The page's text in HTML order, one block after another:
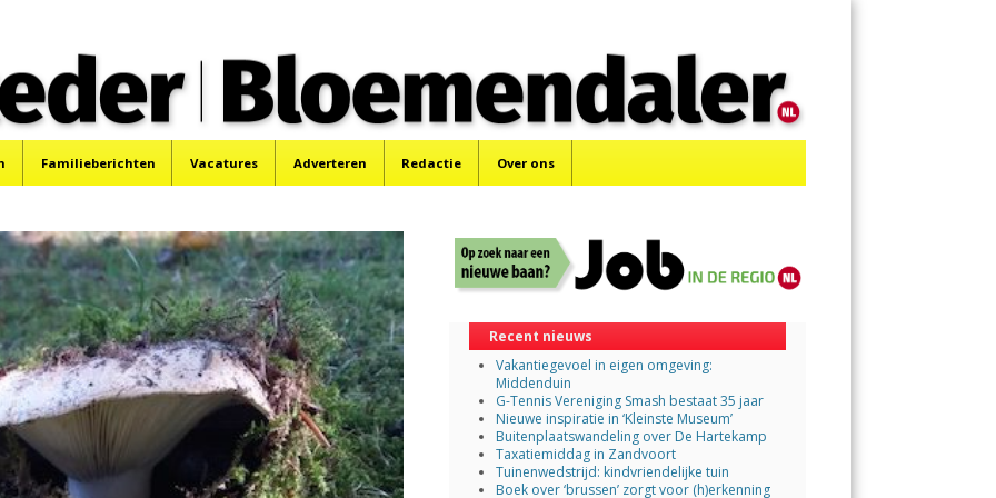
Familieberichten Vacatures Adverteren Redactie Over ons
Recent nieuws
Vakantiegevoel in eigen omgeving:
Middenduin
G-Tennis Vereniging Smash bestaat 35 jaar
Nieuwe inspiratie in ‘Kleinste Museum’
Buitenplaatswandeling over De Hartekamp
Taxatiemiddag in Zandvoort
Tuinenwedstrijd: kindvriendelijke tuin
Boek over ‘brussen’ zorgt voor (h)erkenning